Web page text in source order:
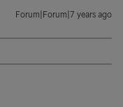
Forum|Forum|7 years ago